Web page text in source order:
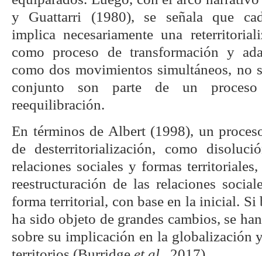
y Guattarri (1980), se señala que
implica necesariamente una
como proceso de transformación y
como dos movimientos simultáneos, no
conjunto son parte de un
reequilibración.
En términos de Albert (1998), un
de desterritorialización, como
relaciones sociales y formas
reestructuración de las relaciones
forma territorial, con base en la inicial. Si
ha sido objeto de grandes cambios, se
sobre su implicación en la globalización